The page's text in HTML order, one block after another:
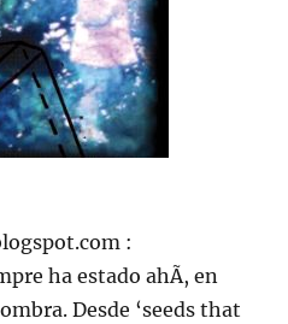
:
ha estado ahÃ­, en
Desde ‘seeds that